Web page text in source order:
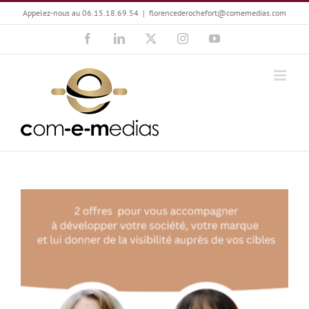
Passer
au
Appelez-nous au 06.15.18.69.54 | florencederochefort@comemedias.com
FacebookLinkedIn InstagramYouTube
Le marketing et la communication travaillent ensemble